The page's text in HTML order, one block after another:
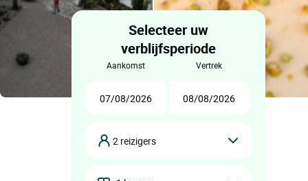
Selecteer uw
verblijfsperiode
aankomst vertrek
2 reizigers